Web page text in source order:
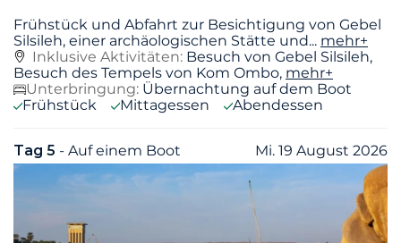
Frühstück und Abfahrt zur Besichtigung von Gebel
Silsileh, einer archäologischen Stätte und... mehr+
Inklusive Aktivitäten: Besuch von Gebel Silsileh,
Besuch des Tempels von Kom Ombo, mehr+
Unterbringung: Übernachtung auf dem Boot
Frühstück
Mittagessen Abendessen
Tag 5 - Auf einem Boot Mi. 19 August 2026